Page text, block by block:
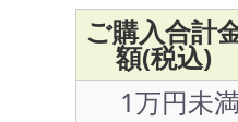
ご購入合計
額(税込)
1万円未満